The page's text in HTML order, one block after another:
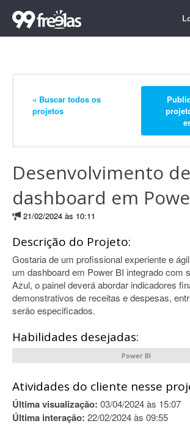
« Buscar todos os
projetos
Desenvolvimento de
dashboard em
21/02/2024 às 10:11
Descrição do Projeto:
Gostaria de um profissional experiente e
um dashboard em Power BI integrado com
Azul, o painel deverá abordar indicadores
demonstrativos de receitas e despesas,
serão especificados.
Habilidades desejadas:
Power BI
Atividades do cliente nesse
Última visualização: 03/04/2024 às 15:07
Última interação: 22/02/2024 às 09:55